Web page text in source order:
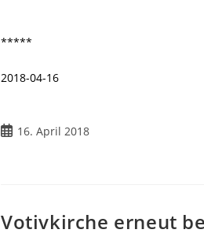
*****
2018-04-16
16. April 2018
Votivkirche erneut